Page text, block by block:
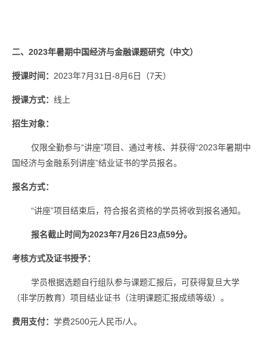
二、 2023年暑期中国经济与金融课题研究（中文）
授课时间： 2023年7月31 日-8月6 日（7天）
授课方式： 线上
招生对象：
仅限全勤参与“讲座”项目、通过考核、并获得“2023年暑期中
国经济与金融系列讲座”结业证书的学员报名。
报名方式：
“讲座”项目结束后，符合报名资格的学员将收到报名通知。
报名截止时间为2023年7月26 日23点59分。
考核方式及证书授予：
学员根据选题自行组队参与课题汇报后，可获得复旦大学
（非学历教育）项目结业证书（注明课题汇报成绩等级）。
费用支付： 学费2500元人民币/人。